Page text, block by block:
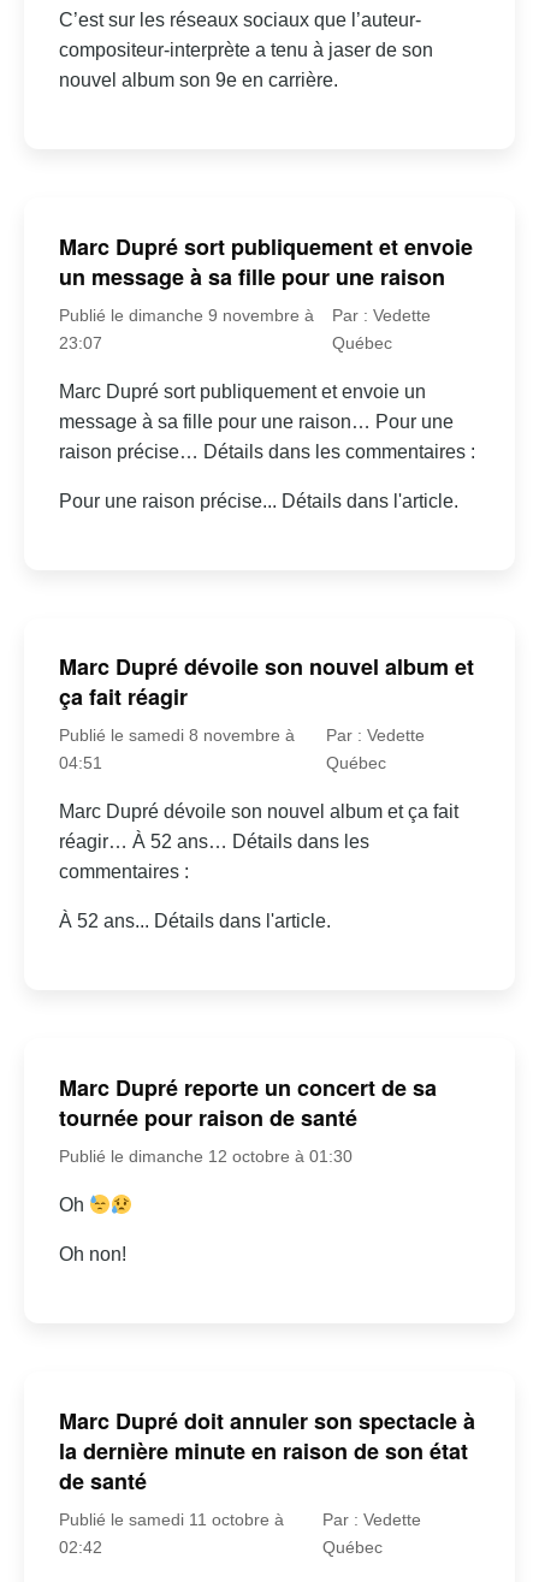
C’est sur les réseaux sociaux que l’auteur-
compositeur-interprète a tenu à jaser de son
nouvel album son 9e en carrière.
Marc Dupré sort publiquement et envoie
un message à sa fille pour une raison
Publié le dimanche 9 novembre à
23:07
Par : Vedette
Québec
Marc Dupré sort publiquement et envoie un
message à sa fille pour une raison… Pour une
raison précise… Détails dans les commentaires :
Pour une raison précise... Détails dans l'article.
Marc Dupré dévoile son nouvel album et
ça fait réagir
Publié le samedi 8 novembre à
04:51
Par : Vedette
Québec
Marc Dupré dévoile son nouvel album et ça fait
réagir… À 52 ans… Détails dans les
commentaires :
À 52 ans... Détails dans l'article.
Marc Dupré reporte un concert de sa
tournée pour raison de santé
Publié le dimanche 12 octobre à 01:30
Oh
Oh non!
Marc Dupré doit annuler son spectacle à
la dernière minute en raison de son état
de santé
Publié le samedi 11 octobre à
02:42
Par : Vedette
Québec